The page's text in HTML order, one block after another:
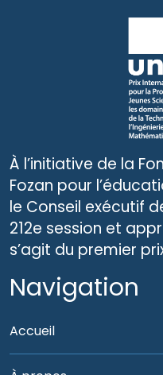
À l’initiative de la
Fozan pour
le Conseil exécutif
212e session et
s’agit du premier prix
Navigation
Accueil